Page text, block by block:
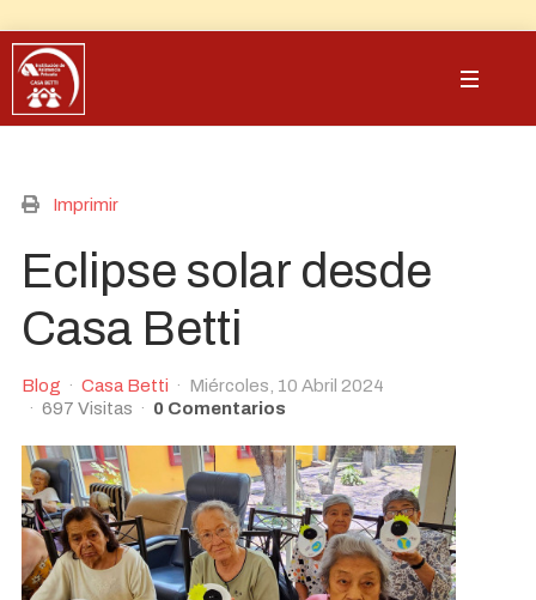
Imprimir
Eclipse solar desde
Casa Betti
Blog Casa Betti
Miércoles, 10 Abril 2024
697 Visitas
0 Comentarios